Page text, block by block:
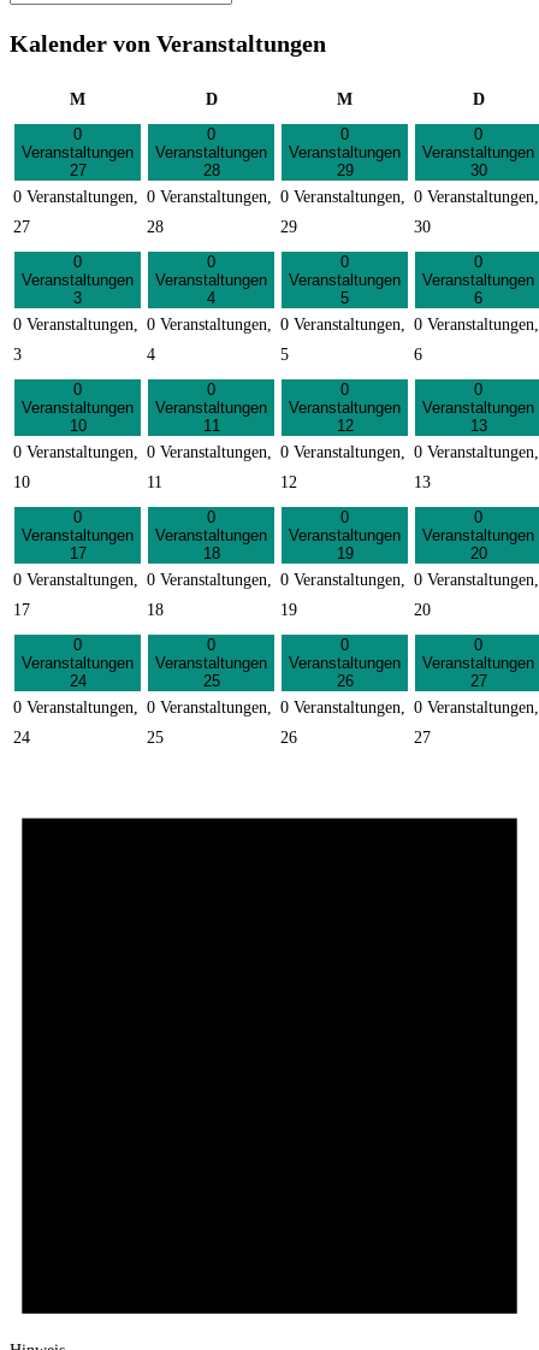
Kalender von Veranstaltungen
MMontag DDienstag MMittwoch D
0
Veranstaltungen
27
0 Veranstaltungen,
27
0
Veranstaltungen
28
0 Veranstaltungen,
28
0
Veranstaltungen
29
0 Veranstaltungen,
29
0
Veranstaltungen
30
0 Veranstaltungen,
30
0
Veranstaltungen
3
0 Veranstaltungen,
3
0
Veranstaltungen
4
0 Veranstaltungen,
4
0
Veranstaltungen
5
0 Veranstaltungen,
5
0
Veranstaltungen
6
0 Veranstaltungen,
6
0
Veranstaltungen
10
0 Veranstaltungen,
10
0
Veranstaltungen
11
0 Veranstaltungen,
11
0
Veranstaltungen
12
0 Veranstaltungen,
12
0
Veranstaltungen
13
0 Veranstaltungen,
13
0
Veranstaltungen
17
0 Veranstaltungen,
17
0
Veranstaltungen
18
0 Veranstaltungen,
18
0
Veranstaltungen
19
0 Veranstaltungen,
19
0
Veranstaltungen
20
0 Veranstaltungen,
20
0
Veranstaltungen
24
0 Veranstaltungen,
24
0
Veranstaltungen
25
0 Veranstaltungen,
25
0
Veranstaltungen
26
0 Veranstaltungen,
26
0
Veranstaltungen
27
0 Veranstaltungen,
27